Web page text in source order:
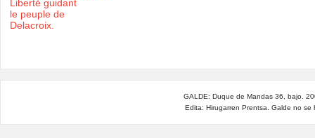
GALDE: Duque de Mandas 36, bajo.
Edita: Hirugarren Prentsa. Galde no